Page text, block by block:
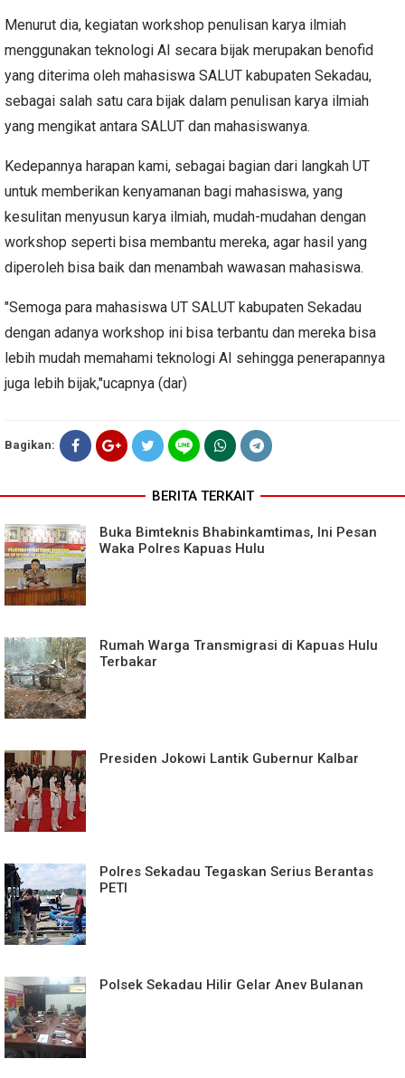
Menurut dia, kegiatan workshop penulisan karya ilmiah
menggunakan teknologi AI secara bijak merupakan benofid
yang diterima oleh mahasiswa SALUT kabupaten Sekadau,
sebagai salah satu cara bijak dalam penulisan karya ilmiah
yang mengikat antara SALUT dan mahasiswanya.
Kedepannya harapan kami, sebagai bagian dari langkah UT
untuk memberikan kenyamanan bagi mahasiswa, yang
kesulitan menyusun karya ilmiah, mudah-mudahan dengan
workshop seperti bisa membantu mereka, agar hasil yang
diperoleh bisa baik dan menambah wawasan mahasiswa.
"Semoga para mahasiswa UT SALUT kabupaten Sekadau
dengan adanya workshop ini bisa terbantu dan mereka bisa
lebih mudah memahami teknologi AI sehingga penerapannya
juga lebih bijak,"ucapnya (dar)
Bagikan:
BERITA TERKAIT
Buka Bimteknis Bhabinkamtimas, Ini Pesan
Waka Polres Kapuas Hulu
Rumah Warga Transmigrasi di Kapuas Hulu
Terbakar
Presiden Jokowi Lantik Gubernur Kalbar
Polres Sekadau Tegaskan Serius Berantas
PETI
Polsek Sekadau Hilir Gelar Anev Bulanan